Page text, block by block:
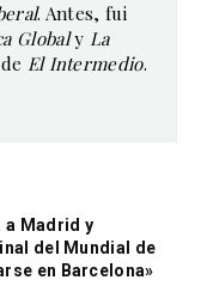
. Antes, fui
Globaly La
El Intermedio.
a Madrid y
del Mundial de
en Barcelona»